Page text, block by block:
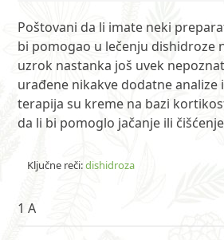
Poštovani da li imate neki
bi pomogao u lečenju dishidroze
uzrok nastanka još uvek
urađene nikakve dodatne analize
terapija su kreme na bazi
da li bi pomoglo jačanje ili
Ključne reči:dishidroza
1 A